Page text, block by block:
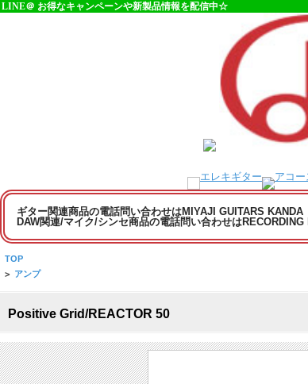
LINE＠ お得なキャンペーンや新製品情報を配信中☆
ギター関連商品の電話問い合わせはMIYAJI GUITARS KANDA
DAW関連/マイク/シンセ商品の電話問い合わせは
TOP
> アンプ
Positive Grid/REACTOR 50